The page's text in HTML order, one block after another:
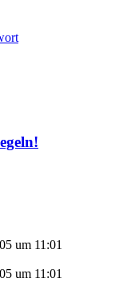
um 11:01
um 11:01